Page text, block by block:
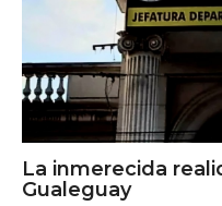
La inmerecida
Gualeguay